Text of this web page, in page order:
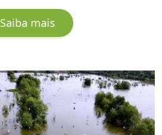
Saiba mais